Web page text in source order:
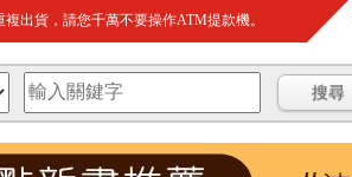
出貨，請您千萬不要操作ATM提款機。